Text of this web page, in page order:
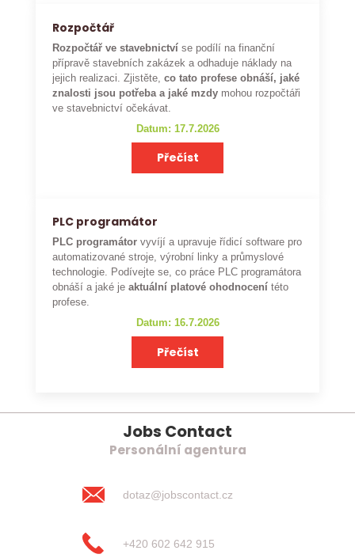
Rozpočtář
Rozpočtář ve stavebnictví se podílí na finanční
přípravě stavebních zakázek a odhaduje náklady na
jejich realizaci. Zjistěte,co tato profese obnáší, jaké
znalosti jsou potřeba a jaké mzdy mohou rozpočtáři
ve stavebnictví očekávat.
Datum: 17.7.2026
Přečíst
PLC programátor
PLC programátor vyvíjí a upravuje řídicí software pro
automatizované stroje, výrobní linky a průmyslové
technologie. Podívejte se, co práce PLC programátora
obnáší a jaké je aktuální platové ohodnocení této
profese.
Datum: 16.7.2026
Přečíst
Jobs Contact
Personální agentura
dotaz@jobscontact.cz
+420 602 642 915